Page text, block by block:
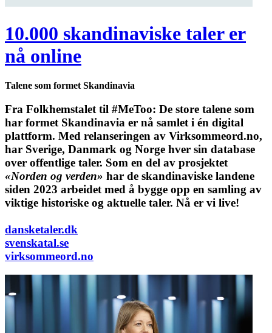
10.000 skandinaviske taler er
nå online
Talene som formet Skandinavia
Fra Folkhemstalet til #MeToo: De store talene som
har formet Skandinavia er nå samlet i én digital
plattform. Med relanseringen av Virksommeord.no,
har Sverige, Danmark og Norge hver sin database
over offentlige taler. Som en del av prosjektet
«Norden og verden» har de skandinaviske landene
siden 2023 arbeidet med å bygge opp en samling av
viktige historiske og aktuelle taler. Nå er vi live!
dansketaler.dk
svenskatal.se
virksommeord.no